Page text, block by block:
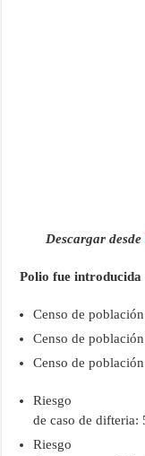
Descargar desde
Polio fue introducida
Censo de
Censo de
Censo de
Riesgo
de caso de
Riesgo